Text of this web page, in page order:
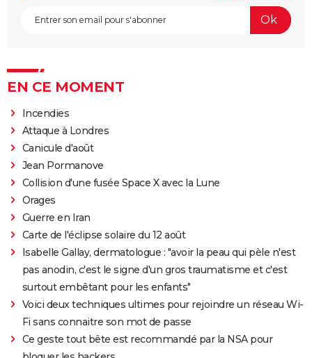
EN CE MOMENT
Incendies
Attaque à Londres
Canicule d'août
Jean Pormanove
Collision d'une fusée Space X avec la Lune
Orages
Guerre en Iran
Carte de l'éclipse solaire du 12 août
Isabelle Gallay, dermatologue : "avoir la peau qui pèle n'est
pas anodin, c'est le signe d'un gros traumatisme et c'est
surtout embêtant pour les enfants"
Voici deux techniques ultimes pour rejoindre un réseau Wi-
Fi sans connaitre son mot de passe
Ce geste tout bête est recommandé par la NSA pour